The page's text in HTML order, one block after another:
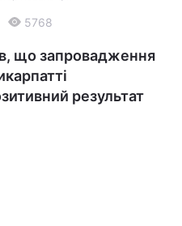
Війна
5768
що запровадження
результат